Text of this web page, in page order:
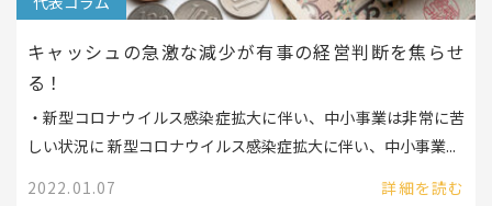
キャッシュの急激な減少が有事の経営判断を焦らせ
る！
・新型コロナウイルス感染症拡大に伴い、中小事業は非常に苦
しい状況に 新型コロナウイルス感染症拡大に伴い、中小事業...
2022.01.07
詳細を読む